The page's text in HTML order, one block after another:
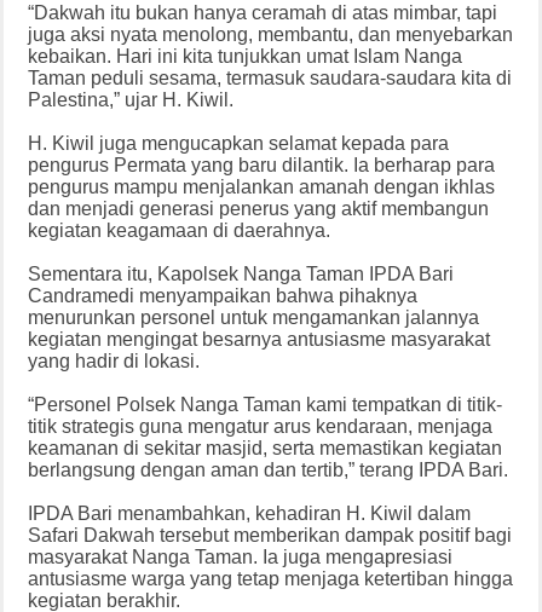
“Dakwah itu bukan hanya ceramah di atas mimbar, tapi
juga aksi nyata menolong, membantu, dan menyebarkan
kebaikan. Hari ini kita tunjukkan umat Islam Nanga
Taman peduli sesama, termasuk saudara-saudara kita di
Palestina,” ujar H. Kiwil.
H. Kiwil juga mengucapkan selamat kepada para
pengurus Permata yang baru dilantik. Ia berharap para
pengurus mampu menjalankan amanah dengan ikhlas
dan menjadi generasi penerus yang aktif membangun
kegiatan keagamaan di daerahnya.
Sementara itu, Kapolsek Nanga Taman IPDA Bari
Candramedi menyampaikan bahwa pihaknya
menurunkan personel untuk mengamankan jalannya
kegiatan mengingat besarnya antusiasme masyarakat
yang hadir di lokasi.
“Personel Polsek Nanga Taman kami tempatkan di titik-
titik strategis guna mengatur arus kendaraan, menjaga
keamanan di sekitar masjid, serta memastikan kegiatan
berlangsung dengan aman dan tertib,” terang IPDA Bari.
IPDA Bari menambahkan, kehadiran H. Kiwil dalam
Safari Dakwah tersebut memberikan dampak positif bagi
masyarakat Nanga Taman. Ia juga mengapresiasi
antusiasme warga yang tetap menjaga ketertiban hingga
kegiatan berakhir.